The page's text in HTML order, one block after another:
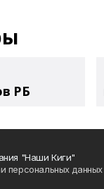
РБ
"Наши Киги"
персональных данных